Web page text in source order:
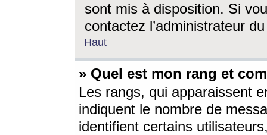
sont mis à disposition. Si
contactez l’administrateur
Haut
» Quel est mon rang et
Les rangs, qui apparaissent
indiquent le nombre de
identifient certains